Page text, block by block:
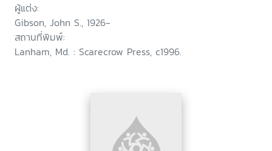
ผู้แต่ง:
Gibson, John S., 1926-
สถานที่พิมพ์:
Lanham, Md. : Scarecrow Press, c1996.